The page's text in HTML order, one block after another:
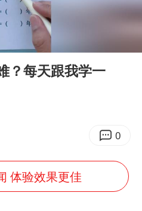
牛市回来了吗
部分直营店飞天茅台提价
身事业高质量发展
将正面袭击贯穿浙江
应车内过夜被收150元
？每天跟我学一
0
体验效果更佳